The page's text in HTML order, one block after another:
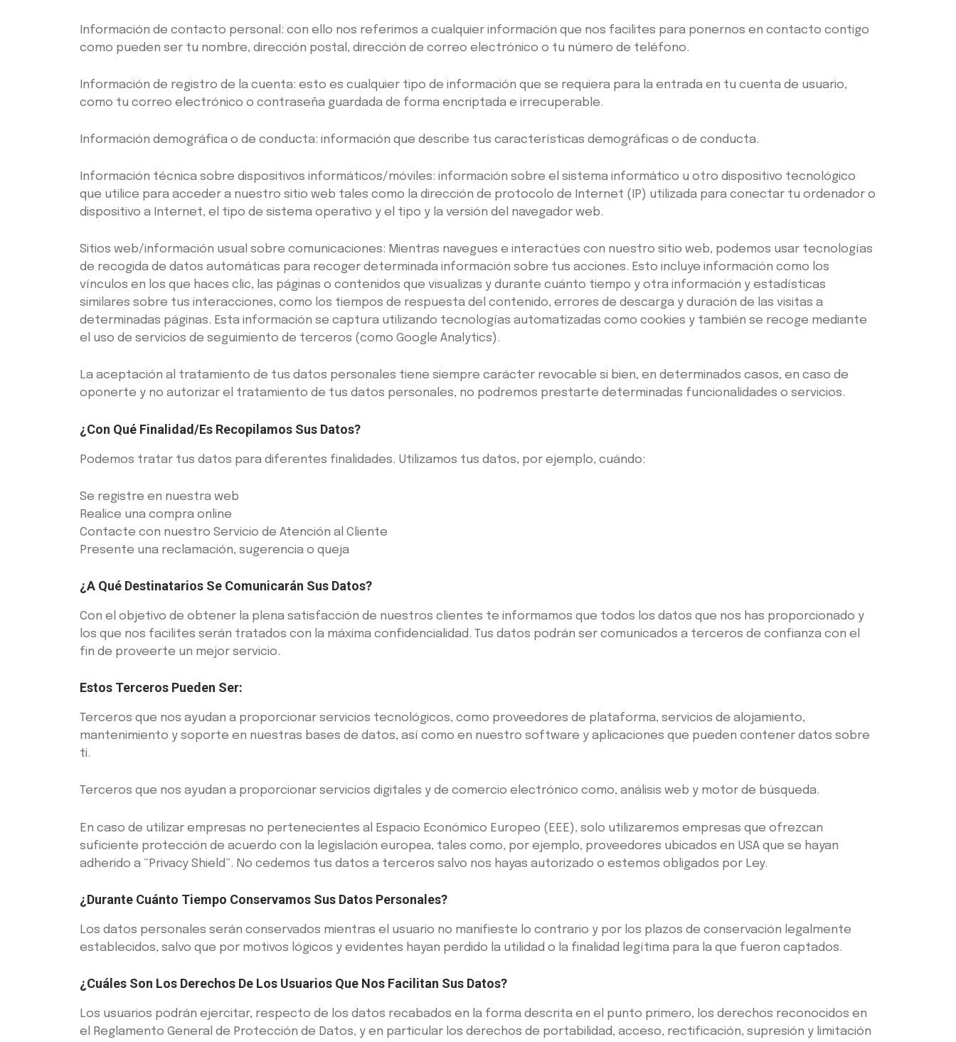
Información de contacto personal: con ello nos referimos a cualquier información que nos facilites para ponernos en contacto contigo
como pueden ser tu nombre, dirección postal, dirección de correo electrónico o tu número de teléfono.
Información de registro de la cuenta: esto es cualquier tipo de información que se requiera para la entrada en tu cuenta de usuario,
como tu correo electrónico o contraseña guardada de forma encriptada e irrecuperable.
Información demográfica o de conducta: información que describe tus características demográficas o de conducta.
Información técnica sobre dispositivos informáticos/móviles: información sobre el sistema informático u otro dispositivo tecnológico
que utilice para acceder a nuestro sitio web tales como la dirección de protocolo de Internet (IP) utilizada para conectar tu ordenador o
dispositivo a Internet, el tipo de sistema operativo y el tipo y la versión del navegador web.
Sitios web/información usual sobre comunicaciones: Mientras navegues e interactúes con nuestro sitio web, podemos usar tecnologías
de recogida de datos automáticas para recoger determinada información sobre tus acciones. Esto incluye información como los
vínculos en los que haces clic, las páginas o contenidos que visualizas y durante cuánto tiempo y otra información y estadísticas
similares sobre tus interacciones, como los tiempos de respuesta del contenido, errores de descarga y duración de las visitas a
determinadas páginas. Esta información se captura utilizando tecnologías automatizadas como cookies y también se recoge mediante
el uso de servicios de seguimiento de terceros (como Google Analytics).
La aceptación al tratamiento de tus datos personales tiene siempre carácter revocable si bien, en determinados casos, en caso de
oponerte y no autorizar el tratamiento de tus datos personales, no podremos prestarte determinadas funcionalidades o servicios.
¿Con Qué Finalidad/es Recopilamos Sus Datos?
Podemos tratar tus datos para diferentes finalidades. Utilizamos tus datos, por ejemplo, cuándo:
Se registre en nuestra web
Realice una compra online
Contacte con nuestro Servicio de Atención al Cliente
Presente una reclamación, sugerencia o queja
¿A Qué Destinatarios Se Comunicarán Sus Datos?
Con el objetivo de obtener la plena satisfacción de nuestros clientes te informamos que todos los datos que nos has proporcionado y
los que nos facilites serán tratados con la máxima confidencialidad. Tus datos podrán ser comunicados a terceros de confianza con el
fin de proveerte un mejor servicio.
Estos Terceros Pueden Ser:
Terceros que nos ayudan a proporcionar servicios tecnológicos, como proveedores de plataforma, servicios de alojamiento,
mantenimiento y soporte en nuestras bases de datos, así como en nuestro software y aplicaciones que pueden contener datos sobre
ti.
Terceros que nos ayudan a proporcionar servicios digitales y de comercio electrónico como, análisis web y motor de búsqueda.
En caso de utilizar empresas no pertenecientes al Espacio Económico Europeo (EEE), solo utilizaremos empresas que ofrezcan
suficiente protección de acuerdo con la legislación europea, tales como, por ejemplo, proveedores ubicados en USA que se hayan
adherido a “Privacy Shield”. No cedemos tus datos a terceros salvo nos hayas autorizado o estemos obligados por Ley.
¿Durante Cuánto Tiempo Conservamos Sus Datos Personales?
Los datos personales serán conservados mientras el usuario no manifieste lo contrario y por los plazos de conservación legalmente
establecidos, salvo que por motivos lógicos y evidentes hayan perdido la utilidad o la finalidad legítima para la que fueron captados.
¿Cuáles Son Los Derechos De Los Usuarios Que Nos Facilitan Sus Datos?
Los usuarios podrán ejercitar, respecto de los datos recabados en la forma descrita en el punto primero, los derechos reconocidos en
el Reglamento General de Protección de Datos, y en particular los derechos de portabilidad, acceso, rectificación, supresión y limitación